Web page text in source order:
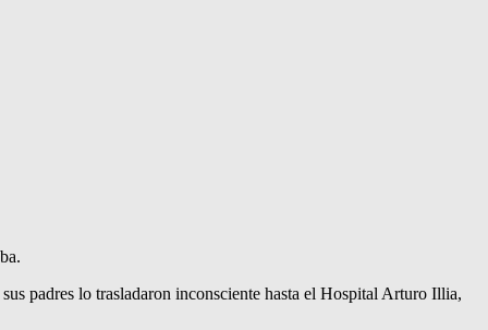
padres lo trasladaron inconsciente hasta el Hospital Arturo Illia,